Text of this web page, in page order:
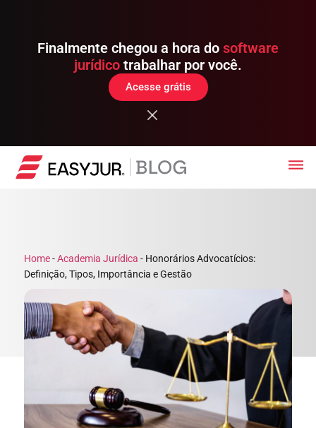
Finalmente chegou a hora do software
jurídico trabalhar por você.
Acesse grátis
Home-Academia Jurídica - Honorários Advocatícios:
Definição, Tipos, Importância e Gestão